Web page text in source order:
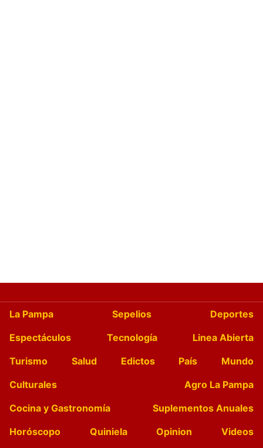
La Pampa Sepelios
Deportes
Espectáculos
Tecnología
Linea Abierta
Turismo
Salud Edictos País
Mundo
Culturales
Agro La Pampa
Cocina y Gastronomía
Suplementos Anuales
Horóscopo
Quiniela Opinion
Videos